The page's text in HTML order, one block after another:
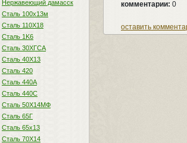
Нержавеющий дамасск
Сталь 100х13м
Сталь 110Х18
Сталь 1K6
Сталь 30ХГСА
Сталь 40Х13
Сталь 420
Сталь 440A
Сталь 440С
Сталь 50Х14МФ
Сталь 65Г
Сталь 65х13
Сталь 70Х14
комментарии: 0
оставить